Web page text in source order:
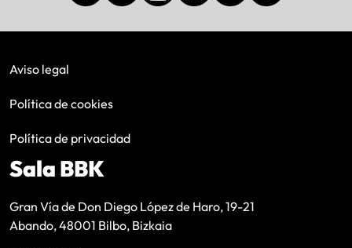
Aviso legal
Política de cookies
Política de privacidad
Sala BBK
Gran Vía de Don Diego López de Haro, 19-21
Abando, 48001 Bilbo, Bizkaia